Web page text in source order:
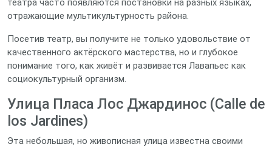
театра часто появляются постановки на разных языках,
отражающие мультикультурность района.
Посетив театр, вы получите не только удовольствие от
качественного актёрского мастерства, но и глубокое
понимание того, как живёт и развивается Лавапьес как
социокультурный организм.
Улица Пласа Лос Джардинос (Calle de
los Jardines)
Эта небольшая, но живописная улица известна своими